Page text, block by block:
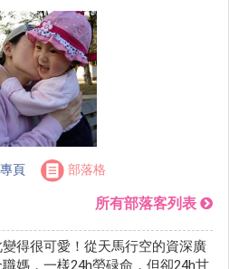
頁 部落格
所有部落客列表
得很可愛！從天馬行空的資深廣
媽，一樣24h勞碌命，但卻24h甘